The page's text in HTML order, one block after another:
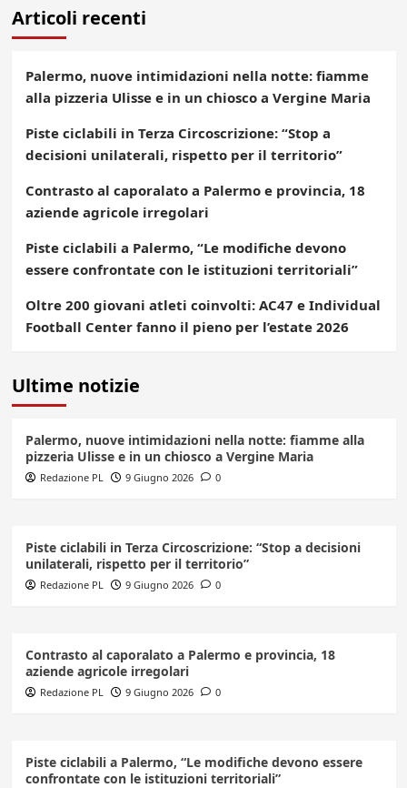
Articoli recenti
Palermo, nuove intimidazioni nella notte: fiamme
alla pizzeria Ulisse e in un chiosco a Vergine Maria
Piste ciclabili in Terza Circoscrizione: “Stop a
decisioni unilaterali, rispetto per il territorio”
Contrasto al caporalato a Palermo e provincia, 18
aziende agricole irregolari
Piste ciclabili a Palermo, “Le modifiche devono
essere confrontate con le istituzioni territoriali”
Oltre 200 giovani atleti coinvolti: AC47 e Individual
Football Center fanno il pieno per l’estate 2026
Ultime notizie
Palermo, nuove intimidazioni nella notte: fiamme alla
pizzeria Ulisse e in un chiosco a Vergine Maria
Redazione PL 9 Giugno 2026 0
Piste ciclabili in Terza Circoscrizione: “Stop a decisioni
unilaterali, rispetto per il territorio”
Redazione PL 9 Giugno 2026 0
Contrasto al caporalato a Palermo e provincia, 18
aziende agricole irregolari
Redazione PL 9 Giugno 2026 0
Piste ciclabili a Palermo, “Le modifiche devono essere
confrontate con le istituzioni territoriali”